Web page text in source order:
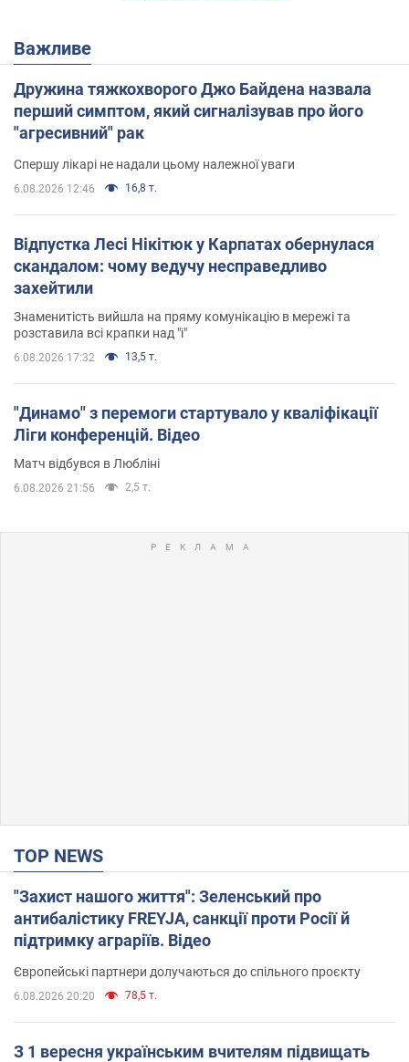
Важливе
Дружина тяжкохворого Джо Байдена назвала
перший симптом, який сигналізував про його
"агресивний" рак
Спершу лікарі не надали цьому належної уваги
6.08.2026 12:46 16,8 т.
Відпустка Лесі Нікітюк у Карпатах обернулася
скандалом: чому ведучу несправедливо
захейтили
Знаменитість вийшла на пряму комунікацію в мережі та
розставила всі крапки над "і"
6.08.2026 17:32 13,5 т.
"Динамо" з перемоги стартувало у кваліфікації
Ліги конференцій. Відео
Матч відбувся в Любліні
6.08.2026 21:56 2,5 т.
TOP NEWS
"Захист нашого життя": Зеленський про
антибалістику FREYJA, санкції проти Росії й
підтримку аграріїв. Відео
Європейські партнери долучаються до спільного проєкту
6.08.2026 20:20 78,5 т.
З 1 вересня українським вчителям підвищать